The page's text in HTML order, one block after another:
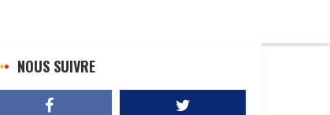
NOUS SUIVRE